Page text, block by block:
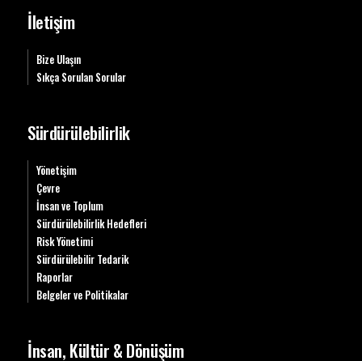
İletişim
Bize Ulaşın
Sıkça Sorulan Sorular
Sürdürülebilirlik
Yönetişim
Çevre
İnsan ve Toplum
Sürdürülebilirlik Hedefleri
Risk Yönetimi
Sürdürülebilir Tedarik
Raporlar
Belgeler ve Politikalar
İnsan, Kültür & Dönüşüm